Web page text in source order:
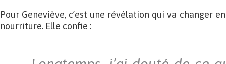
Pour Geneviève, c’est une révélation qui va changer
nourriture. Elle confie :